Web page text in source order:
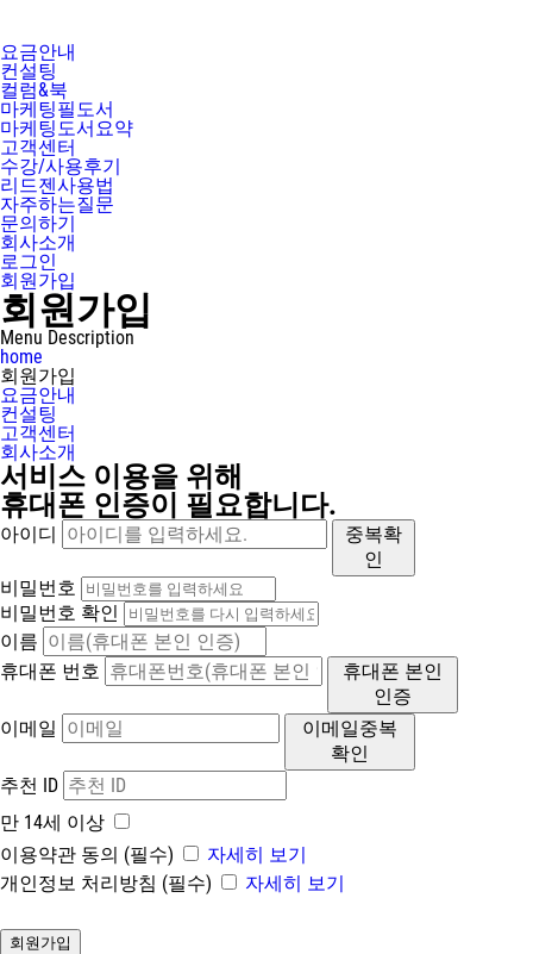
요금안내
컨설팅
컬럼&북
마케팅필도서
마케팅도서요약
고객센터
수강/사용후기
리드젠사용법
자주하는질문
문의하기
회사소개
로그인
회원가입
회원가입
Menu Description
home
회원가입
요금안내
컨설팅
고객센터
회사소개
서비스 이용을 위해
휴대폰 인증이 필요합니다.
아이디
중복확
인
비밀번호
비밀번호 확인
이름
휴대폰 번호
휴대폰 본인
인증
이메일
이메일중복
확인
추천 ID
만 14세 이상
이용약관 동의 (필수)
자세히 보기
개인정보 처리방침 (필수)
자세히 보기